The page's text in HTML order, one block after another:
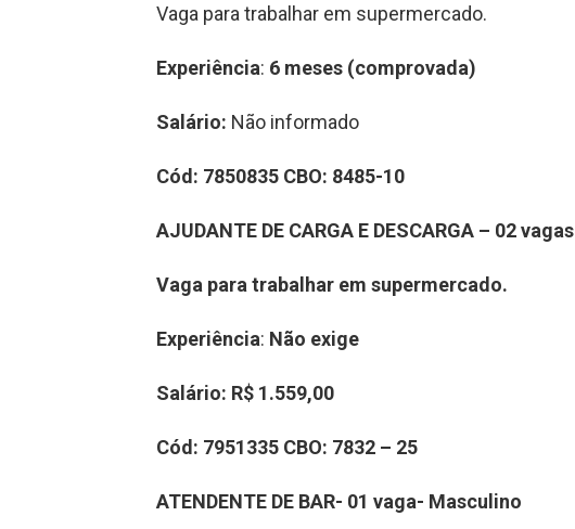
Vaga para trabalhar em supermercado.
Experiência: 6 meses (comprovada)
Salário: Não informado
Cód: 7850835 CBO: 8485-10
AJUDANTE DE CARGA E DESCARGA – 02 vagas
Vaga para trabalhar em supermercado.
Experiência: Não exige
Salário: R$ 1.559,00
Cód: 7951335 CBO: 7832 – 25
ATENDENTE DE BAR- 01 vaga- Masculino